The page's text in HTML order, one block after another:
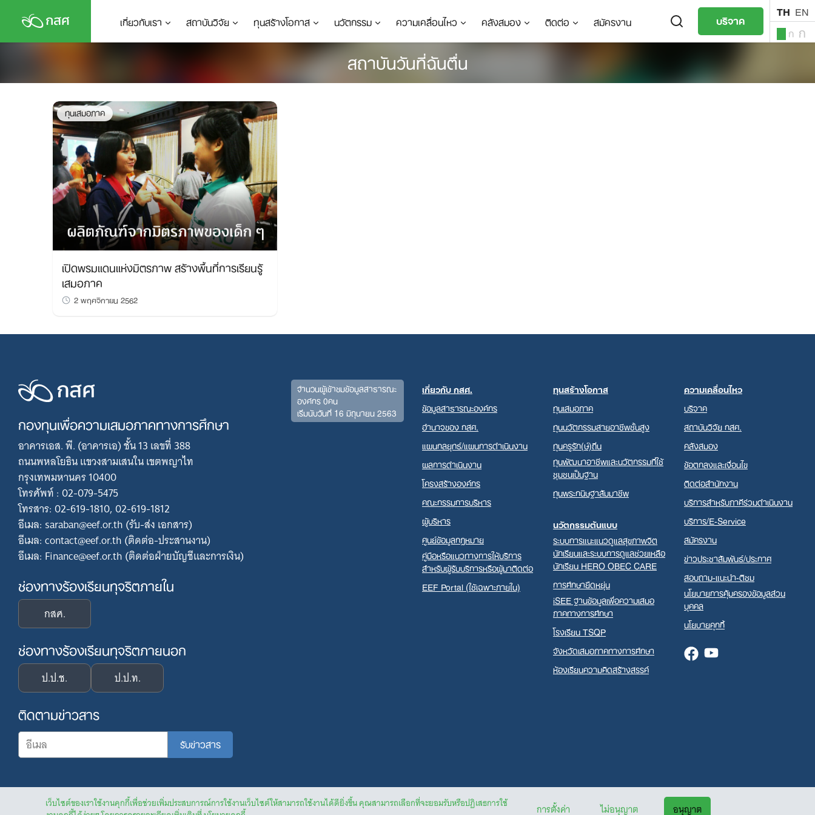
เว็บไซต์ของเราใช้งานคุกกี้เพื่อช่วยเพิ่มประสบการณ์การใช้งานเว็บไซต์ให้สามารถใช้งานได้ดียิ่งขึ้น คุณสามารถเลือกที่จะยอมรับหรือปฏิเสธการใช้
การตั้งค่า ไม่อนุญาต อนุญาต
content
เกี่ยวกับเรา สถาบันวิจัย ทุนสร้างโอกาส นวัตกรรม ความเคลื่อนไหว คลังสมอง ติดต่อ สมัครงาน บริจาค TH EN
ก ก
Search
สถาบันวันที่ฉันตื่น
ทุนเสมอภาค
เปิดพรมแดนแห่งมิตรภาพ สร้างพื้นที่การเรียนรู้
เสมอภาค
2 พฤศจิกายน 2562
กองทุนเพื่อความเสมอภาคทางการศึกษา
อาคารเอส. พี. (อาคารเอ) ชั้น 13 เลขที่ 388
ถนนพหลโยธิน แขวงสามเสนใน เขตพญาไท
กรุงเทพมหานคร 10400
โทรศัพท์ : 02-079-5475
โทรสาร: 02-619-1810, 02-619-1812
อีเมล: saraban@eef.or.th (รับ-ส่ง เอกสาร)
อีเมล: contact@eef.or.th (ติดต่อ-ประสานงาน)
อีเมล: Finance@eef.or.th (ติดต่อฝ่ายบัญชีและการเงิน)
ช่องทางร้องเรียนทุจริตภายใน
กสศ.
ช่องทางร้องเรียนทุจริตภายนอก
ป.ป.ช. ป.ป.ท.
ติดตามข่าวสาร
จำนวนผู้เข้าชมข้อมูลสาธารณะ
องค์กร 0คน
เริ่มนับวันที่ 16 มิถุนายน 2563
เกี่ยวกับ กสศ.
ข้อมูลสาธารณะองค์กร
อำนาจของ กสศ.
แผนกลยุทธ์/แผนการดำเนินงาน
ผลการดำเนินงาน
โครงสร้างองค์กร
คณะกรรมการบริหาร
ผู้บริหาร
ศูนย์ข้อมูลกฎหมาย
คู่มือหรือแนวทางการให้บริการ
สำหรับผู้รับบริการหรือผู้มาติดต่อ
EEF Portal (ใช้เฉพาะภายใน)
ทุนสร้างโอกาส
ทุนเสมอภาค
ทุนนวัตกรรมสายอาชีพชั้นสูง
ทุนครูรัก(ษ์)ถิ่น
ทุนพัฒนาอาชีพและนวัตกรรมที่ใช้
ชุมชนเป็นฐาน
ทุนพระกนิษฐาสัมมาชีพ
นวัตกรรมต้นแบบ
ระบบการแนะแนวดูแลสุขภาพจิต
นักเรียนและระบบการดูแลช่วยเหลือ
นักเรียน HERO OBEC CARE
การศึกษายืดหยุ่น
iSEE ฐานข้อมูลเพื่อความเสมอ
ภาคทางการศึกษา
โรงเรียน TSQP
จังหวัดเสมอภาคทางการศึกษา
ห้องเรียนความคิดสร้างสรรค์
ความเคลื่อนไหว
บริจาค
สถาบันวิจัย กสศ.
คลังสมอง
ข้อตกลงและเงื่อนไข
ติดต่อสำนักงาน
บริการสำหรับภาคีร่วมดำเนินงาน
บริการ/E-Service
สมัครงาน
ข่าวประชาสัมพันธ์/ประกาศ
สอบถาม-แนะนำ-ติชม
นโยบายการคุ้มครองข้อมูลส่วน
บุคคล
นโยบายคุกกี้
FacebookYoutube